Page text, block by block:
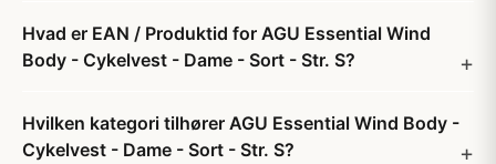
Hvad er EAN / Produktid for AGU Essential Wind
Body - Cykelvest - Dame - Sort - Str. S?
Hvilken kategori tilhører AGU Essential Wind Body -
Cykelvest - Dame - Sort - Str. S?